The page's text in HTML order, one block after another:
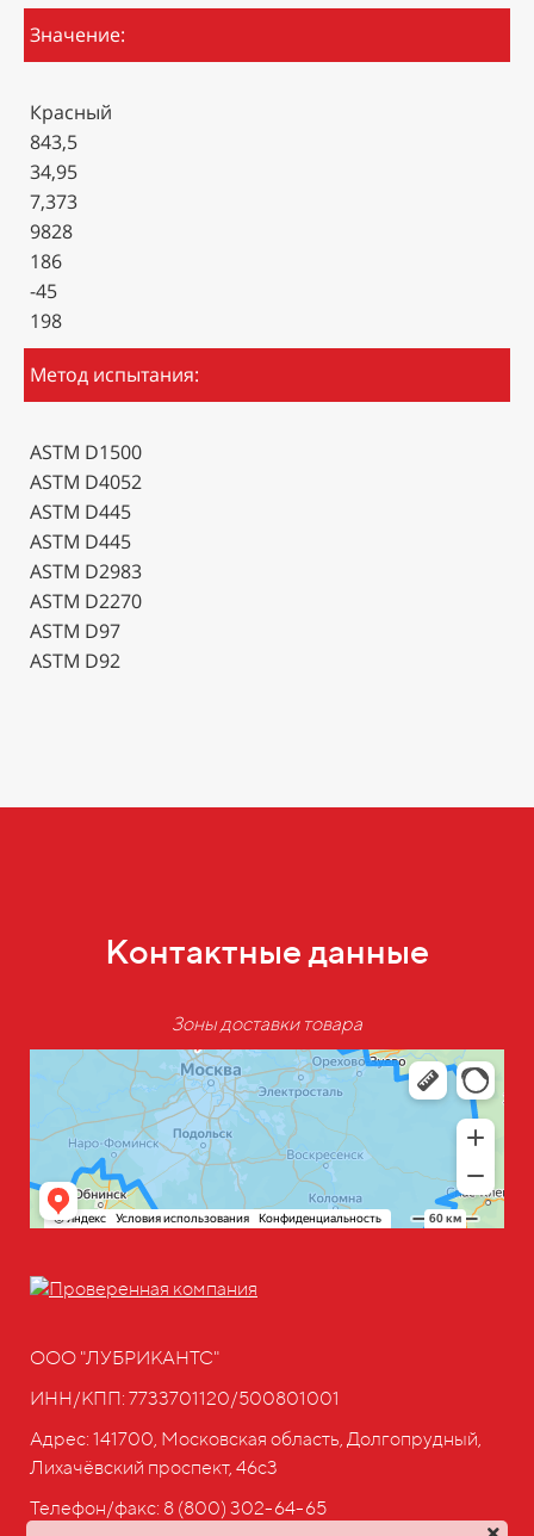
Значение:
Красный
843,5
34,95
7,373
9828
186
-45
198
Метод испытания:
ASTM D1500
ASTM D4052
ASTM D445
ASTM D445
ASTM D2983
ASTM D2270
ASTM D97
ASTM D92
Контактные данные
Зоны доставки товара
ООО "ЛУБРИКАНТС"
ИНН/КПП: 7733701120/500801001
Адрес: 141700, Московская область, Долгопрудный,
Лихачёвский проспект, 46с3
Телефон/факс: 8 (800) 302-64-65